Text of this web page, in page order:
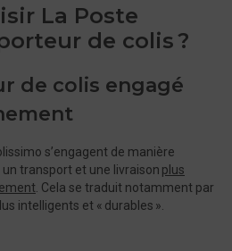
La Poste
de colis ?
de colis engagé
s’engagent de manière
transport et une livraison plus
. Cela se traduit notamment par
intelligents et « durables ».